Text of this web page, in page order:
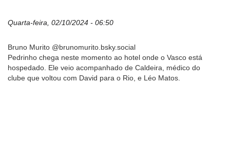
Quarta-feira, 02/10/2024 - 06:50
Bruno Murito @brunomurito.bsky.social
Pedrinho chega neste momento ao hotel onde o Vasco está
hospedado. Ele veio acompanhado de Caldeira, médico do
clube que voltou com David para o Rio, e Léo Matos.